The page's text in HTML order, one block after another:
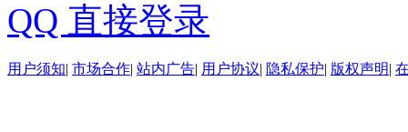
QQ 直接登录
用户须知| 市场合作| 站内广告| 用户协议| 隐私保护| 版权声明|